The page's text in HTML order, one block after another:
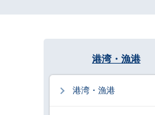
港湾・漁港
港湾・漁港